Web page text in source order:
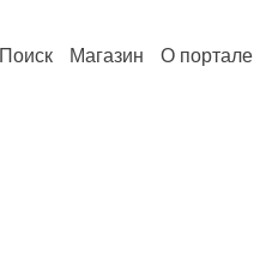
Поиск Магазин О портале